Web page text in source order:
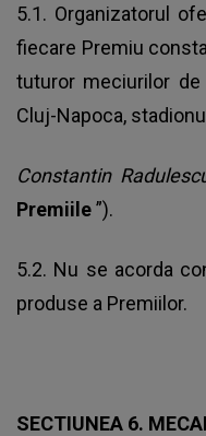
5.1. Organizatorul
fiecare Premiu
tuturor meciurilor
Cluj-Napoca,
Constantin
Premiile”).
5.2. Nu se acorda
produse a Premiilor.
SECTIUNEA 6.